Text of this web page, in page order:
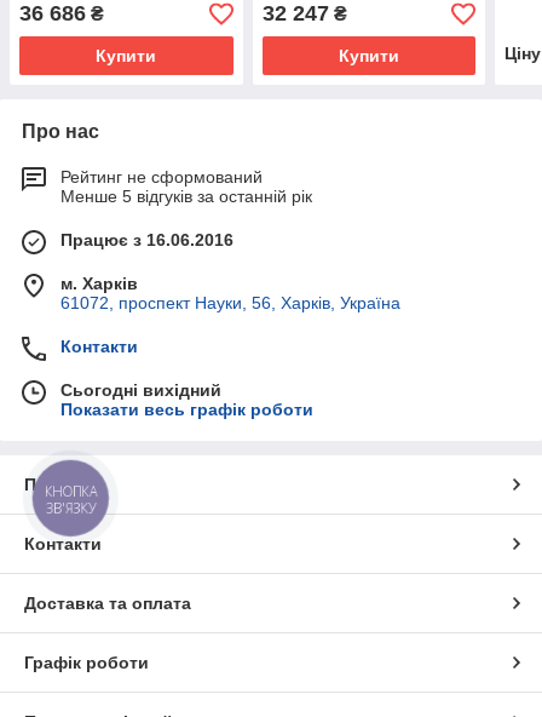
36 686 ₴
Купити
32 247₴
Купити
Про нас
Рейтинг не сформований
Менше 5 відгуків за останній рік
Працює з 16.06.2016
м. Харків
61072, проспект Науки, 56, Харків, Україна
Контакти
Сьогодні вихідний
Показати весь графік роботи
Про нас
Контакти
Доставка та оплата
Графік роботи
КНОПКА
ЗВ'ЯЗКУ